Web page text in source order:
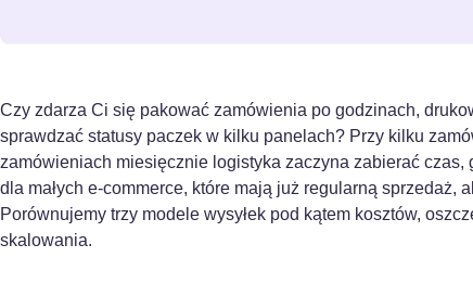
Czy zdarza Ci się pakować zamówienia po godzinach,
sprawdzać statusy paczek w kilku panelach? Przy kilku
zamówieniach miesięcznie logistyka zaczyna zabierać czas,
dla małych e-commerce, które mają już regularną sprzedaż,
Porównujemy trzy modele wysyłek pod kątem kosztów,
skalowania.